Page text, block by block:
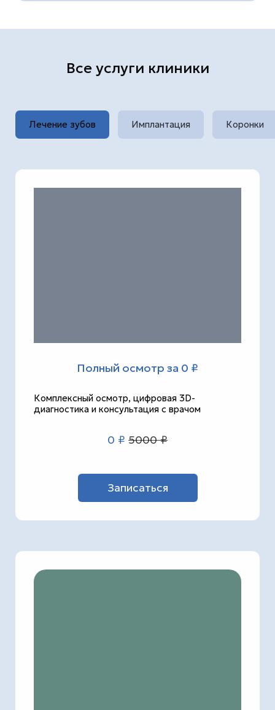
Все услуги клиники
Лечение зубов Имплантация Коронки
Полный осмотр за 0 ₽
Комплексный осмотр, цифровая 3D-
диагностика и консультация с врачом
0 ₽ 5000 ₽
Записаться